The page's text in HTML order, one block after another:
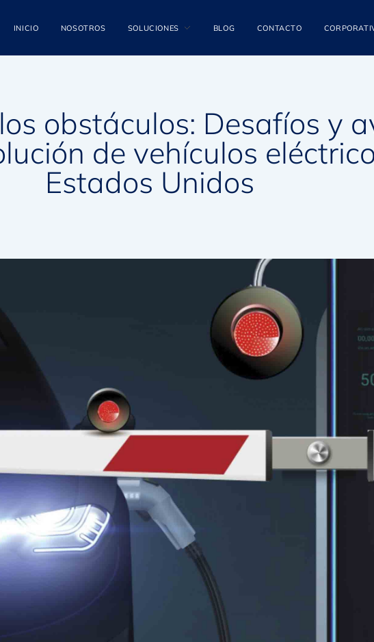
INICIO NOSOTROS SOLUCIONES BLOG CONTACTO
obstáculos: Desafíos y
de vehículos
Estados Unidos